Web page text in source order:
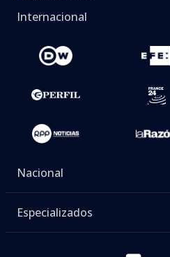
Internacional
Nacional
Especializados